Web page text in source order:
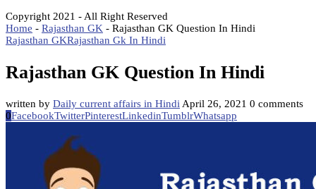
Copyright 2021 - All Right Reserved
Home - Rajasthan GK - Rajasthan GK Question In Hindi
Rajasthan GKRajasthan Gk In Hindi
Rajasthan GK Question In Hindi
written by Daily current affairs in Hindi April 26, 2021 0 comments
0FacebookTwitterPinterestLinkedinTumblrWhatsapp